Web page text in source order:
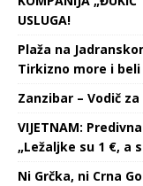
USLUGA!
Plaža na
Tirkizno more i
Zanzibar – Vodič za
VIJETNAM:
„Ležaljke su 1 €, a
Ni Grčka, ni Crna